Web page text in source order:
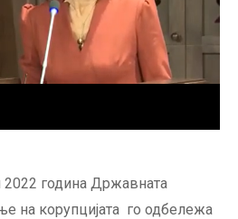
година Државната
на корупцијата го одбележа